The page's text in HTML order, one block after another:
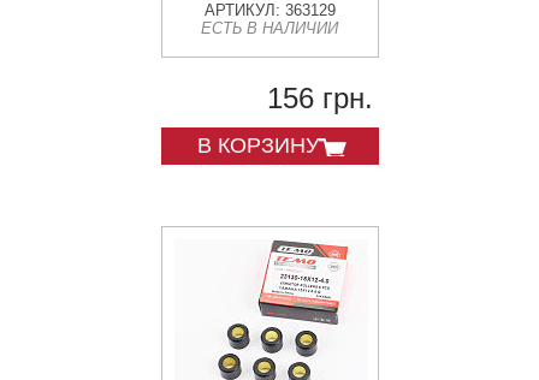
АРТИКУЛ: 363129
ЕСТЬ В НАЛИЧИИ
156 грн.
В КОРЗИНУ